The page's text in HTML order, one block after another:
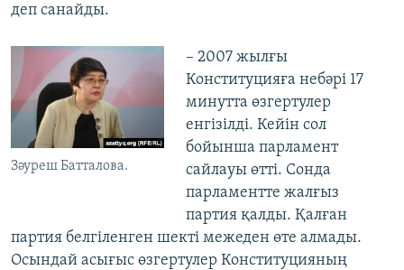
деп санайды.
Зәуреш Батталова.
– 2007 жылғы
Конституцияға небәрі 17
минутта өзгертулер
енгізілді. Кейін сол
бойынша парламент
сайлауы өтті. Сонда
парламентте жалғыз
партия қалды. Қалған
партия белгіленген шекті межеден өте алмады.
Осындай асығыс өзгертулер Конституцияның